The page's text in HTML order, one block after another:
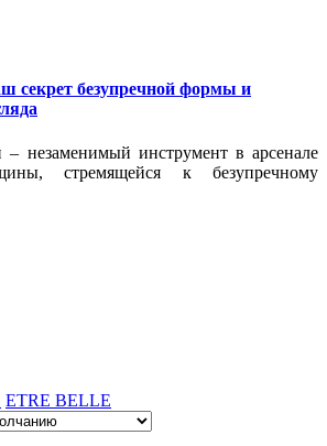
секрет безупречной формы и
– незаменимый инструмент в арсенале
стремящейся к безупречному
ETRE BELLE